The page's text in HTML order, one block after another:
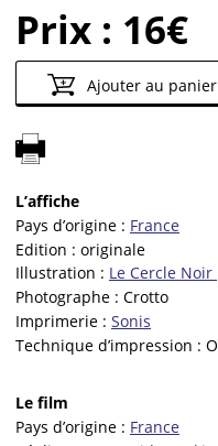
Prix : 16€
Ajouter au panier
L’affiche
Pays d’origine : France
Edition : originale
Illustration : Le Cercle
Photographe : Crotto
Imprimerie : Sonis
Technique d’impression :
Le film
Pays d’origine : France